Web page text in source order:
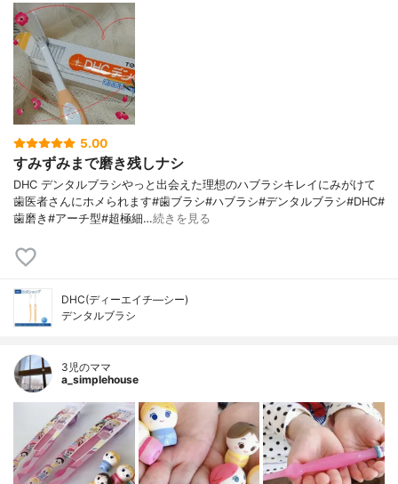
5.00
すみずみまで磨き残しナシ
DHC デンタルブラシやっと出会えた理想のハブラシキレイにみがけて
歯医者さんにホメられます#歯ブラシ#ハブラシ#デンタルブラシ#DHC#
歯磨き#アーチ型#超極細…続きを見る
DHC(ディーエイチ―シー)
デンタルブラシ
3児のママ
a_simplehouse